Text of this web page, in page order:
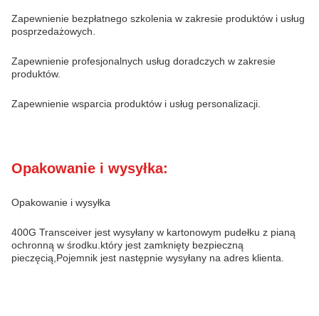
Zapewnienie bezpłatnego szkolenia w zakresie produktów i usług
posprzedażowych.
Zapewnienie profesjonalnych usług doradczych w zakresie
produktów.
Zapewnienie wsparcia produktów i usług personalizacji.
Opakowanie i wysyłka:
Opakowanie i wysyłka
400G Transceiver jest wysyłany w kartonowym pudełku z pianą
ochronną w środku.który jest zamknięty bezpieczną
pieczęcią,Pojemnik jest następnie wysyłany na adres klienta.